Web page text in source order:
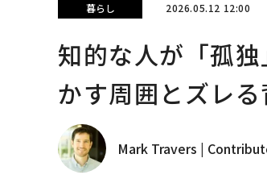
暮らし 2026.05.12 12:00
知的な人が「孤
かす周囲とズレる
Mark Travers |